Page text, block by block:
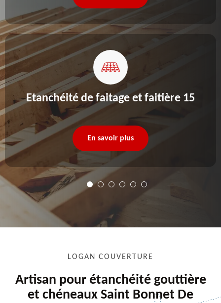
Etanchéité de faitage et faitière 15
En savoir plus
LOGAN COUVERTURE
Artisan pour étanchéité gouttière
et chéneaux Saint Bonnet De